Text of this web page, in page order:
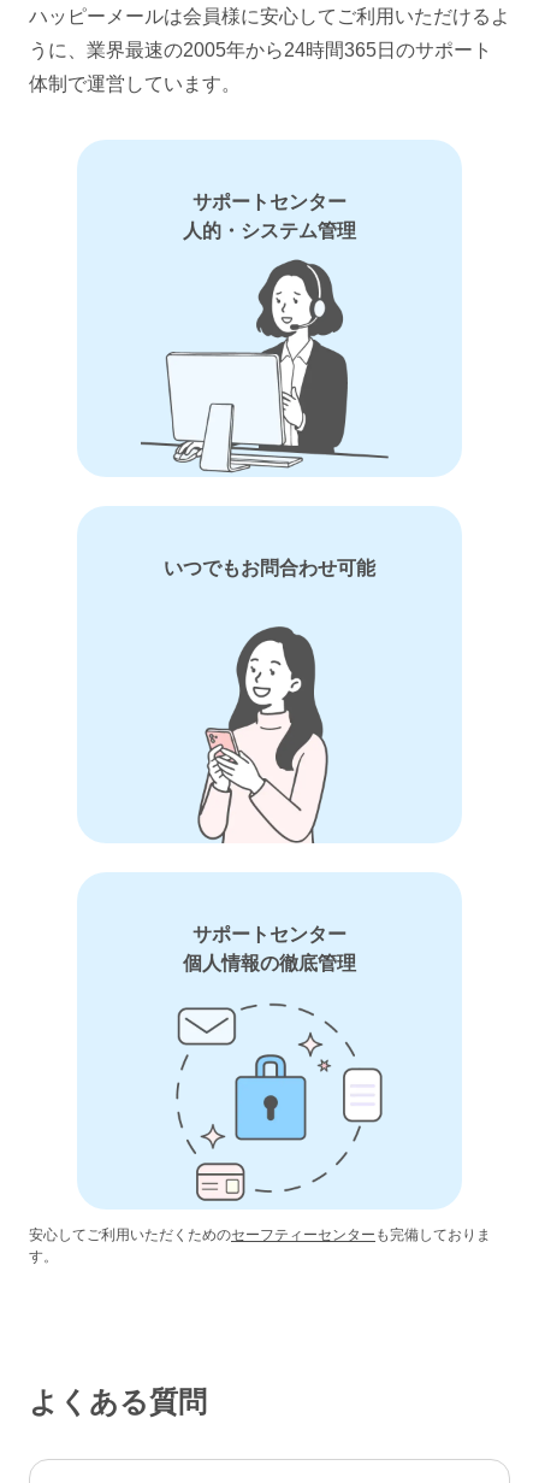
ハッピーメールは会員様に安心してご利用いただけるよ
うに、 業界最速の2005年から24時間365日のサポート
体制で運営しています。
サポートセンター
人的・システム管理
いつでもお問合わせ可能
サポートセンター
個人情報の徹底管理
安心してご利用いただくためのセーフティーセンター も完備しておりま
す。
よくある質問